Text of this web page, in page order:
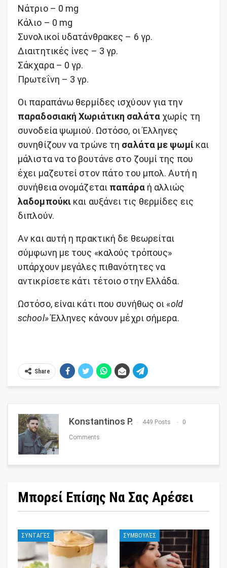
Νάτριο – 0 mg
Κάλιο – 0 mg
Συνολικοί υδατάνθρακες – 6 γρ.
Διαιτητικές ίνες – 3 γρ.
Σάκχαρα – 0 γρ.
Πρωτεΐνη – 3 γρ.
Οι παραπάνω θερμίδες ισχύουν για την
παραδοσιακή Χωριάτικη σαλάταχωρίς τη
συνοδεία ψωμιού. Ωστόσο, οι Έλληνες
συνηθίζουν να τρώνε τη σαλάτα με ψωμίκαι
μάλιστα να το βουτάνε στο ζουμί της που
έχει μαζευτεί στον πάτο του μπολ. Αυτή η
συνήθεια ονομάζεται παπάραή αλλιώς
λαδομπούκι και αυξάνει τις θερμίδες εις
διπλούν.
Αν και αυτή η πρακτική δε θεωρείται
σύμφωνη με τους «καλούς τρόπους»
υπάρχουν μεγάλες πιθανότητες να
αντικρίσετε κάτι τέτοιο στην Ελλάδα.
Ωστόσο, είναι κάτι που συνήθως οι «old
school»Έλληνες κάνουν μέχρι σήμερα.
Share
Konstantinos P. 449 Posts 0
Comments
Μπορεί Επίσης Να Σας Αρέσει
ΣΥΝΤΑΓΈΣ ΣΥΜΒΟΥΛΈΣ